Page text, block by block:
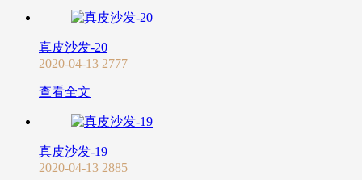
真皮沙发-20
2020-04-13 2777
查看全文
真皮沙发-19
2020-04-13 2885